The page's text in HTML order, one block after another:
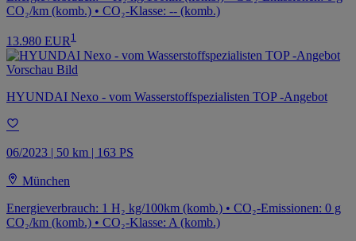
CO₂/km (komb.) • CO₂-Klasse: -- (komb.)
13.980 EUR 1
HYUNDAI Nexo - vom Wasserstoffspezialisten TOP -Angebot
06/2023 | 50 km | 163 PS
München
Energieverbrauch: 1 H₂ kg/100km (komb.) • CO₂-Emissionen: 0 g
CO₂/km (komb.) • CO₂-Klasse: A (komb.)